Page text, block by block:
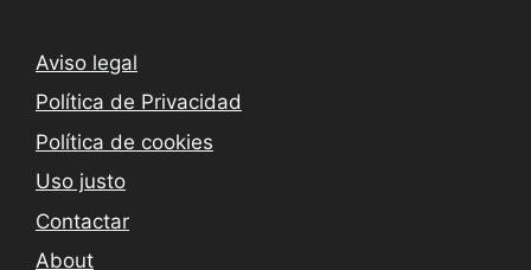
Aviso legal
Política de Privacidad
Política de cookies
Uso justo
Contactar
About